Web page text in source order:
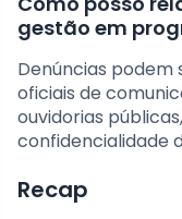
gestão em
Denúncias podem
oficiais de
ouvidorias
confidencialidade
Recap